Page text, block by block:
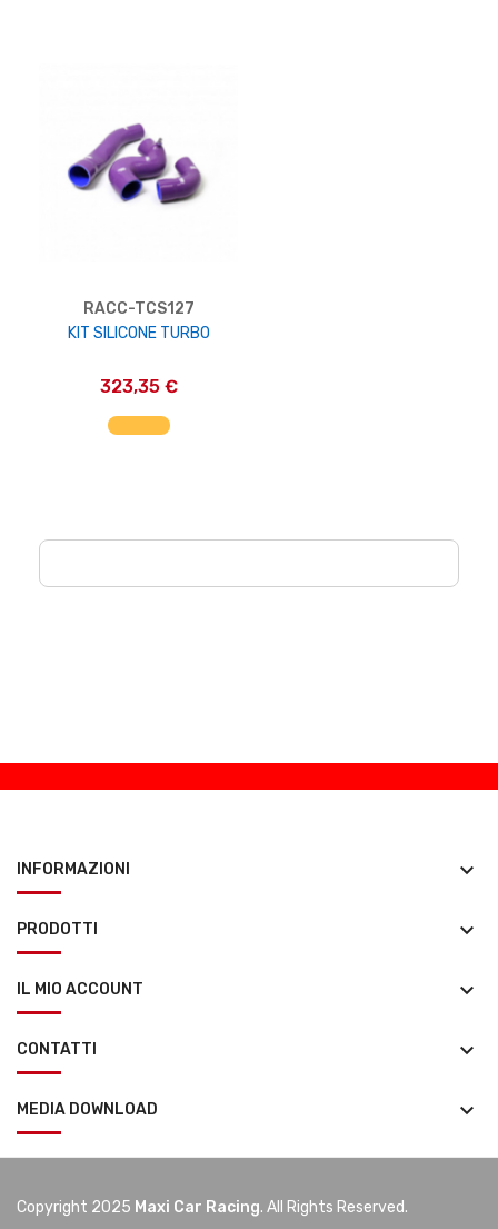
RACC-TCS127
KIT SILICONE TURBO
323,35 €
AGGIUNGI AL CARRELLO
INFORMAZIONI keyboard_arrow_down
PRODOTTI keyboard_arrow_down
IL MIO ACCOUNT keyboard_arrow_down
CONTATTI keyboard_arrow_down
MEDIA DOWNLOAD keyboard_arrow_down
Copyright 2025 Maxi Car Racing. All Rights Reserved.